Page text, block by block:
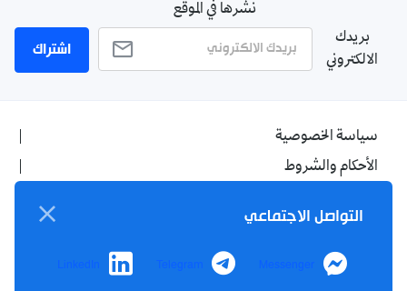
نشرها في الموقع
بريدك
الالكتروني
اشتراك
سياسة الخصوصية
الأحكام والشروط
اتصل بنا
من نحن
التواصل الاجتماعي
Messenger
Telegram
LinkedIn